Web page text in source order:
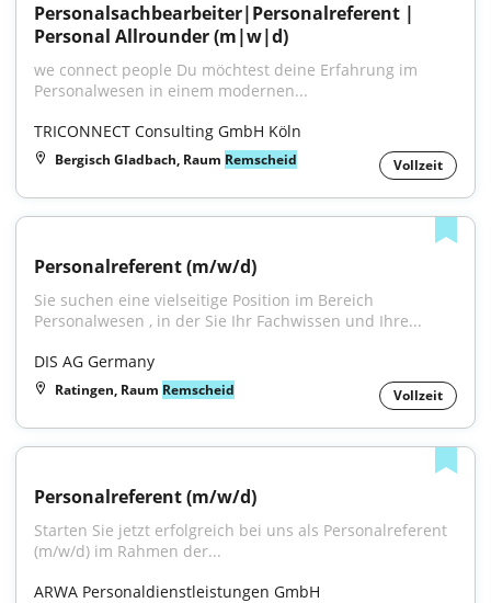
Personalsachbearbeiter|Personalreferent |
Personal Allrounder (m|w|d)
we connect people Du möchtest deine Erfahrung im
Personalwesen in einem modernen...
TRICONNECT Consulting GmbH Köln
Bergisch Gladbach, Raum Remscheid Vollzeit
Personalreferent (m/w/d)
Sie suchen eine vielseitige Position im Bereich
Personalwesen , in der Sie Ihr Fachwissen und Ihre...
DIS AG Germany
Ratingen, Raum Remscheid Vollzeit
Personalreferent (m/w/d)
Starten Sie jetzt erfolgreich bei uns als Personalreferent
(m/w/d) im Rahmen der...
ARWA Personaldienstleistungen GmbH